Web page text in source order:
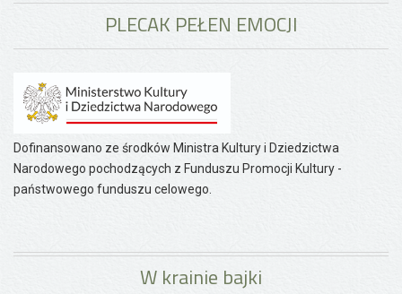
PLECAK PEŁEN EMOCJI
Dofinansowano ze środków Ministra Kultury i Dziedzictwa
Narodowego pochodzących z Funduszu Promocji Kultury -
państwowego funduszu celowego.
W krainie bajki